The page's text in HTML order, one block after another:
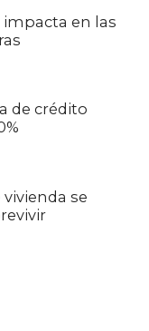
impacta en las
de crédito
se